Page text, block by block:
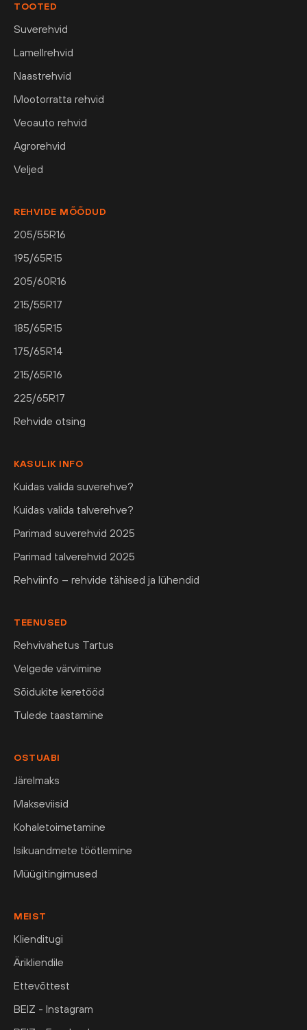
TOOTED
Suverehvid
Lamellrehvid
Naastrehvid
Mootorratta rehvid
Veoauto rehvid
Agrorehvid
Veljed
REHVIDE MÕÕDUD
205/55R16
195/65R15
205/60R16
215/55R17
185/65R15
175/65R14
215/65R16
225/65R17
Rehvide otsing
KASULIK INFO
Kuidas valida suverehve?
Kuidas valida talverehve?
Parimad suverehvid 2025
Parimad talverehvid 2025
Rehviinfo – rehvide tähised ja lühendid
TEENUSED
Rehvivahetus Tartus
Velgede värvimine
Sõidukite keretööd
Tulede taastamine
OSTUABI
Järelmaks
Makseviisid
Kohaletoimetamine
Isikuandmete töötlemine
Müügitingimused
MEIST
Klienditugi
Ärikliendile
Ettevõttest
BEIZ - Instagram